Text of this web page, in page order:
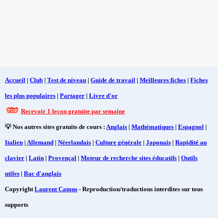
Accueil | Club | Test de niveau | Guide de travail | Meilleures fiches | Fiches
les plus populaires | Partager | Livre d'or
Recevoir 1 leçon gratuite par semaine
💡 Nos autres sites gratuits de cours : Anglais | Mathématiques | Espagnol |
Italien | Allemand | Néerlandais | Culture générale | Japonais | Rapidité au
clavier | Latin | Provençal | Moteur de recherche sites éducatifs | Outils
utiles | Bac d'anglais
CopyrightLaurent Camus - Reproduction/traductions interdites sur tous
supports